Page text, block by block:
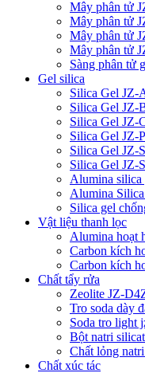
Mây phân tử
Mây phân tử
Mây phân tử
Mây phân tử
Sàng phân tử
Gel silica
Silica Gel JZ-
Silica Gel JZ-
Silica Gel JZ-
Silica Gel JZ-
Silica Gel JZ-
Silica Gel JZ-
Alumina silica
Alumina
Silica gel
Vật liệu thanh lọc
Alumina hoạt
Carbon kích
Carbon kích
Chất tẩy rửa
Zeolite JZ-
Tro soda dày
Soda tro light
Bột natri
Chất lỏng
Chất xúc tác